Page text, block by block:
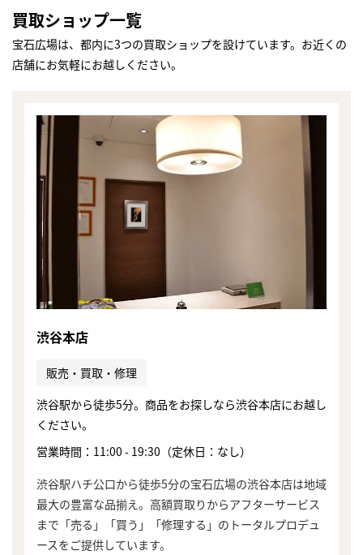
買取ショップ一覧
宝石広場は、都内に3つの買取ショップを設けています。お近くの
店舗にお気軽にお越しください。
渋谷本店
販売・買取・修理
渋谷駅から徒歩5分。商品をお探しなら渋谷本店にお越し
ください。
営業時間：11:00 - 19:30（定休日：なし）
渋谷駅ハチ公口から徒歩5分の宝石広場の渋谷本店は地域
最大の豊富な品揃え。高額買取りからアフターサービス
まで「売る」「買う」「修理する」のトータルプロデュ
ースをご提供しています。